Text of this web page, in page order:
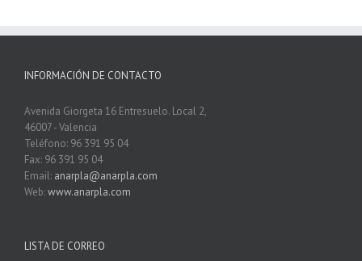
INFORMACIÓN DE CONTACTO
Avenida Giorgeta 16 Entresuelo. Local 2,
46007 - Valencia
Teléfono: 96 391 95 04
Fax: 96 391 95 04
Email: anarpla@anarpla.com
Web:www.anarpla.com
LISTA DE CORREO